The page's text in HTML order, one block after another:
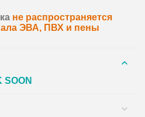
не распространяется
ЭВА, ПВХ и пены
SOON